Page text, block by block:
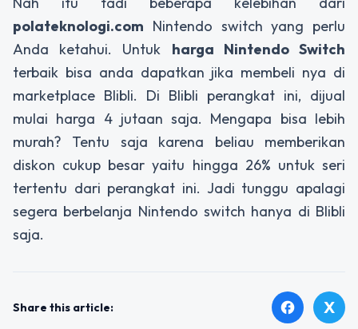
polateknologi.com Nintendo switch yang perlu
Anda ketahui. Untuk harga Nintendo Switch
terbaik bisa anda dapatkan jika membeli nya di
marketplace Blibli. Di Blibli perangkat ini, dijual
mulai harga 4 jutaan saja. Mengapa bisa lebih
murah? Tentu saja karena beliau memberikan
diskon cukup besar yaitu hingga 26% untuk seri
tertentu dari perangkat ini. Jadi tunggu apalagi
segera berbelanja Nintendo switch hanya di Blibli
saja.
Share this article: facebook X